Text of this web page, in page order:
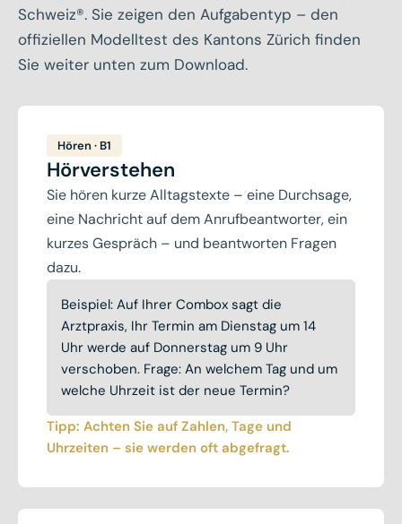
Schweiz®. Sie zeigen den Aufgabentyp – den
offiziellen Modelltest des Kantons Zürich finden
Sie weiter unten zum Download.
Hören · B1
Hörverstehen
Sie hören kurze Alltagstexte – eine Durchsage,
eine Nachricht auf dem Anrufbeantworter, ein
kurzes Gespräch – und beantworten Fragen
dazu.
Beispiel: Auf Ihrer Combox sagt die
Arztpraxis, Ihr Termin am Dienstag um 14
Uhr werde auf Donnerstag um 9 Uhr
verschoben. Frage: An welchem Tag und um
welche Uhrzeit ist der neue Termin?
Tipp: Achten Sie auf Zahlen, Tage und
Uhrzeiten – sie werden oft abgefragt.